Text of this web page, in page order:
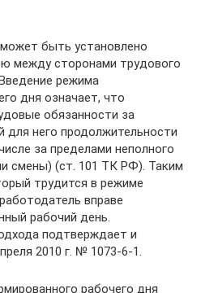
быть установлено
между сторонами трудового
режима
дня означает, что
обязанности за
для него продолжительности
за пределами неполного
смены) (ст. 101 ТК РФ). Таким
трудится в режиме
вправе
рабочий день.
подтверждает и
2010 г. № 1073-6-1.
рабочего дня